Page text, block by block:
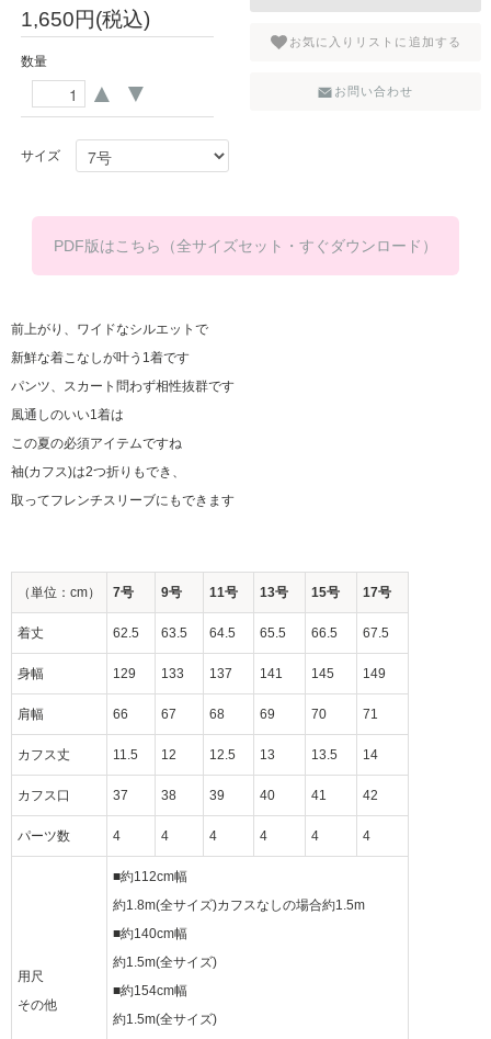
1,650円(税込)
数量
▲ ▼
サイズ
お気に入りリストに追加する
お問い合わせ
PDF版はこちら（全サイズセット・すぐダウンロード）
前上がり、ワイドなシルエットで
新鮮な着こなしが叶う1着です
パンツ、スカート問わず相性抜群です
風通しのいい1着は
この夏の必須アイテムですね
袖(カフス)は2つ折りもでき、
取ってフレンチスリーブにもできます
（単位：cm） 7号 9号 11号 13号 15号 17号
着丈 62.5 63.5 64.5 65.5 66.5 67.5
身幅 129 133 137 141 145 149
肩幅 66 67 68 69 70 71
カフス丈 11.5 12 12.5 13 13.5 14
カフス口 37 38 39 40 41 42
パーツ数 4 4 4 4 4 4
用尺
その他
■約112cm幅
約1.8m(全サイズ)カフスなしの場合約1.5m
■約140cm幅
約1.5m(全サイズ)
■約154cm幅
約1.5m(全サイズ)